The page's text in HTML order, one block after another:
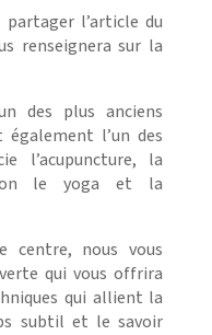
l’article du
renseignera sur la
des plus anciens
également l’un des
l’acupuncture, la
le yoga et la
centre, nous vous
qui vous offrira
qui allient la
subtil et le savoir